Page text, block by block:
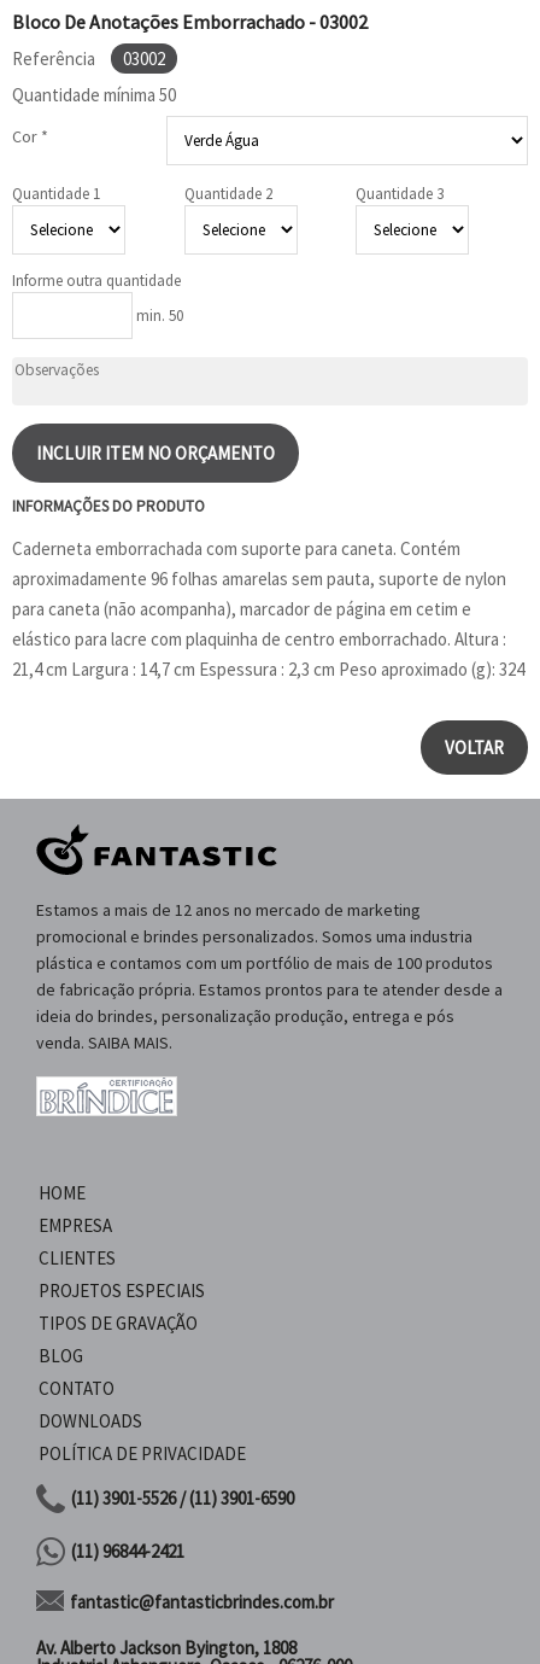
Bloco De Anotações Emborrachado - 03002
Referência
03002
Quantidade mínima 50
Cor *
Quantidade 1 Quantidade 2 Quantidade 3
Informe outra quantidade
min. 50
INCLUIR ITEM NO ORÇAMENTO
INFORMAÇÕES DO PRODUTO
Caderneta emborrachada com suporte para caneta. Contém
aproximadamente 96 folhas amarelas sem pauta, suporte de nylon
para caneta (não acompanha), marcador de página em cetim e
elástico para lacre com plaquinha de centro emborrachado. Altura :
21,4 cm Largura : 14,7 cm Espessura : 2,3 cm Peso aproximado (g): 324
VOLTAR
Estamos a mais de 12 anos no mercado de marketing
promocional e brindes personalizados. Somos uma industria
plástica e contamos com um portfólio de mais de 100 produtos
de fabricação própria. Estamos prontos para te atender desde a
ideia do brindes, personalização produção, entrega e pós
venda. SAIBA MAIS.
HOME
EMPRESA
CLIENTES
PROJETOS ESPECIAIS
TIPOS DE GRAVAÇÃO
BLOG
CONTATO
DOWNLOADS
POLÍTICA DE PRIVACIDADE
(11) 3901-5526 / (11) 3901-6590
(11) 96844-2421
fantastic@fantasticbrindes.com.br
Av. Alberto Jackson Byington, 1808